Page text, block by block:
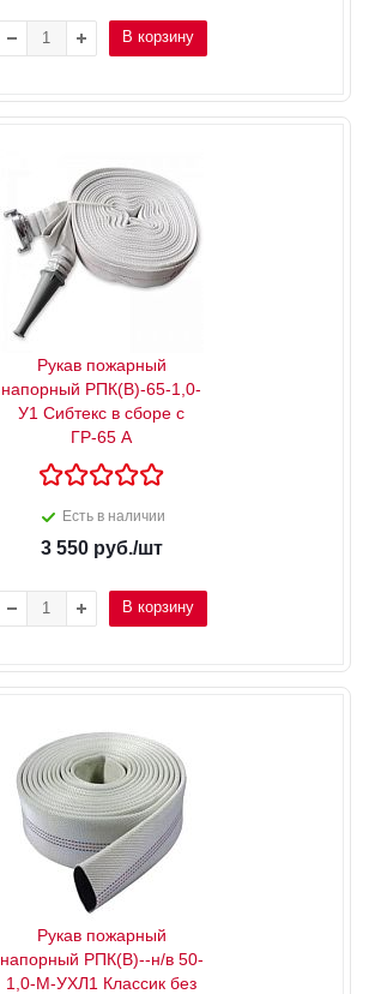
В корзину
Рукав пожарный
напорный РПК(В)-65-1,0-
У1 Сибтекс в сборе с
ГР-65 А
Есть в наличии
3 550руб./шт
В корзину
Рукав пожарный
напорный РПК(В)--н/в 50-
1,0-М-УХЛ1 Классик без